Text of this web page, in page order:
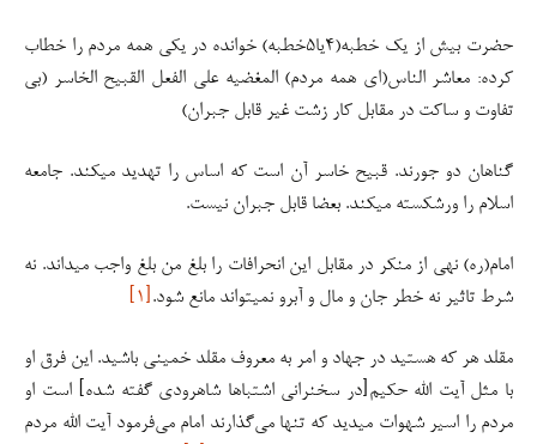
حضرت بیش از یک خطبه(۴یا۵خطبه) خوانده در یکی همه مردم را خطاب
کرده: معاشر الناس(ای همه مردم) المغضیه علی الفعل القبیح الخاسر (بی
تفاوت و ساکت در مقابل کار زشت غیر قابل جبران)
گناهان دو جورند. قبیح خاسر آن است که اساس را تهدید میکند. جامعه
اسلام را ورشکسته میکند. بعضا قابل جبران نیست.
امام(ره) نهی از منکر در مقابل این انحرافات را بلغ من بلغ واجب میداند. نه
شرط تاثیر نه خطر جان و مال و آبرو نمیتواند مانع شود.[۱]
مقلد هر که هستید در جهاد و امر به معروف مقلد خمینی باشید. این فرق او
با مثل آیت الله حکیم[در سخنرانی اشتباها شاهرودی گفته شده] است او
مردم را اسیر شهوات میدید که تنها می‌گذارند امام می‌فرمود آیت الله مردم